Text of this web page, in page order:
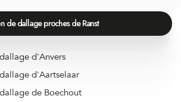
de dallage proches de Ranst
d'Anvers
d'Aartselaar
de Boechout